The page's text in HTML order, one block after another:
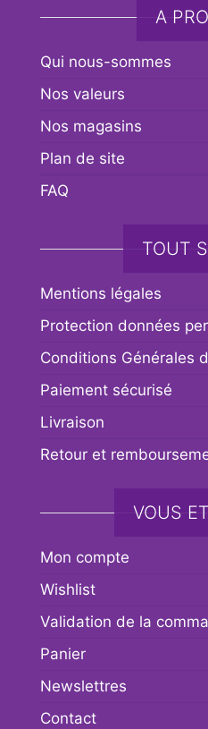
A
Qui nous-sommes
Nos valeurs
Nos magasins
Plan de site
FAQ
TOUT
Mentions légales
Protection données
Conditions Générales
Paiement sécurisé
Livraison
Retour et
VOUS
Mon compte
Wishlist
Validation de la
Panier
Newslettres
Contact